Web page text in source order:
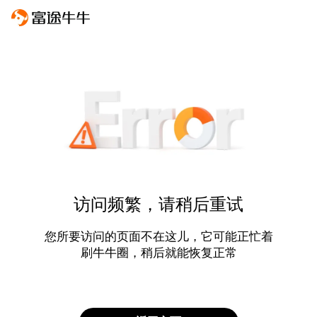
访问频繁，请稍后重试
您所要访问的页面不在这儿，它可能正忙着
刷牛牛圈，稍后就能恢复正常